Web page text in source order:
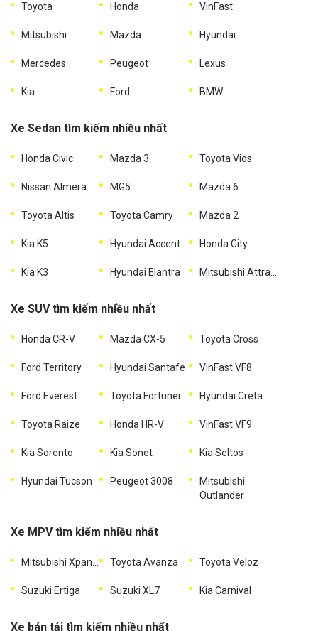
Toyota Honda VinFast
Mitsubishi Mazda Hyundai
Mercedes Peugeot Lexus
Kia Ford BMW
Xe Sedan tìm kiếm nhiều nhất
Honda Civic Mazda 3 Toyota Vios
Nissan Almera MG5 Mazda 6
Toyota Altis Toyota Camry Mazda 2
Kia K5 Hyundai Accent Honda City
Kia K3 Hyundai Elantra Mitsubishi Attrage
Xe SUV tìm kiếm nhiều nhất
Honda CR-V Mazda CX-5 Toyota Cross
Ford Territory Hyundai Santafe VinFast VF8
Ford Everest Toyota Fortuner Hyundai Creta
Toyota Raize Honda HR-V VinFast VF9
Kia Sorento Kia Sonet Kia Seltos
Hyundai Tucson Peugeot 3008
Mitsubishi
Outlander
Xe MPV tìm kiếm nhiều nhất
Mitsubishi Xpander Toyota Avanza Toyota Veloz
Suzuki Ertiga Suzuki XL7 Kia Carnival
Xe bán tải tìm kiếm nhiều nhất